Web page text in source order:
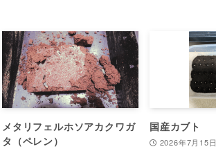
メタリフェルホソアカクワガ
タ（ペレン）
国産カブト
2026年7月15日